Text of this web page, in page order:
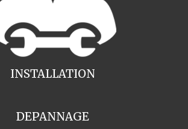
INSTALLATION
DEPANNAGE